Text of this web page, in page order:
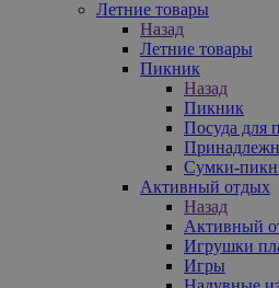
Летние товары
Назад
Летние товары
Пикник
Назад
Пикник
Посуда для
Сумки-
Активный отдых
Назад
Активный
Игрушки
Игры